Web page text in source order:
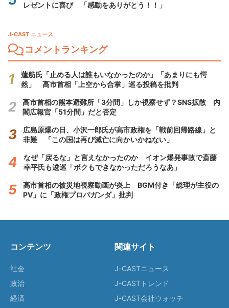
レゼントに喜び 「感動をありがとう！！」
J-CAST ニュース
コメントランキング
蓮舫氏「止める人は誰もいなかったのか」「あまりにも愕
然」 高市首相「上空から合掌」巡る投稿を批判
高市首相の熊本避難所「3分間」しか視察せず？SNS拡散 内
閣広報官「51分間」だと否定
広島原爆の日、小沢一郎氏が高市政権を「戦前回帰路線」と
非難 「この国は再び滅亡に向かいかねない」
なぜ「戻るな」と言えなかったのか イオン爆発事故で斎藤
幸平氏も逡巡「ボクもできなかっただろうなあ」
高市首相の被災地視察動画が炎上 BGM付き「総理が主役の
PV」に「政権プロパガンダ」批判
コンテンツ
社会
政治
経済
関連サイト
J-CASTニュース
J-CASTトレンド
J-CAST会社ウォッチ